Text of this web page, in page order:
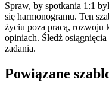
Spraw, by spotkania 1:1
się harmonogramu. Ten
życiu poza pracą, rozwoju
opiniach. Śledź
zadania.
Powiązane